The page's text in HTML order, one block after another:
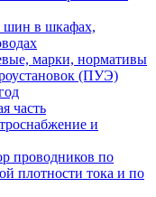
шин в шкафах,
марки, нормативы
(ПУЭ)
часть
и
проводников по
плотности тока и по